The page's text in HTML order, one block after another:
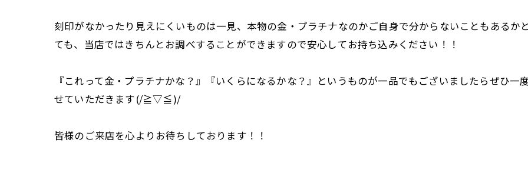
刻印がなかったり見えにくいものは一見、本物の金・プラチナなのかご自身で分からないこともあるか
ても、当店ではきちんとお調べすることができますので安心してお持ち込みください！！
『これって金・プラチナかな？』『いくらになるかな？』というものが一品でもございましたらぜひ
せていただきます(/≧▽≦)/
皆様のご来店を心よりお待ちしております！！